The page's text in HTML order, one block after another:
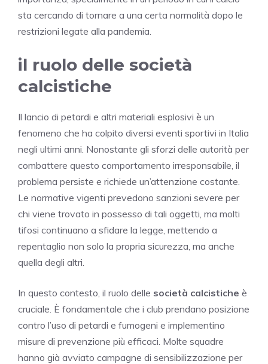
sta cercando di tornare a una certa normalità dopo le
restrizioni legate alla pandemia.
il ruolo delle società
calcistiche
Il lancio di petardi e altri materiali esplosivi è un
fenomeno che ha colpito diversi eventi sportivi in Italia
negli ultimi anni. Nonostante gli sforzi delle autorità per
combattere questo comportamento irresponsabile, il
problema persiste e richiede un’attenzione costante.
Le normative vigenti prevedono sanzioni severe per
chi viene trovato in possesso di tali oggetti, ma molti
tifosi continuano a sfidare la legge, mettendo a
repentaglio non solo la propria sicurezza, ma anche
quella degli altri.
In questo contesto, il ruolo delle società calcistiche è
cruciale. È fondamentale che i club prendano posizione
contro l’uso di petardi e fumogeni e implementino
misure di prevenzione più efficaci. Molte squadre
hanno già avviato campagne di sensibilizzazione per